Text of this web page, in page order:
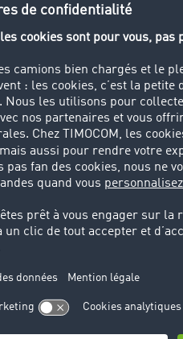
et facilement vos
du transport ou de
adaptée à vos
partiel
partiellement le